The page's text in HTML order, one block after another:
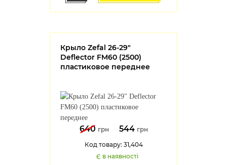
Крыло Zefal 26-29"
Deflector FM60 (2500)
пластиковое переднее
640 грн 544 грн
Код товару: 31,404
Є в наявності